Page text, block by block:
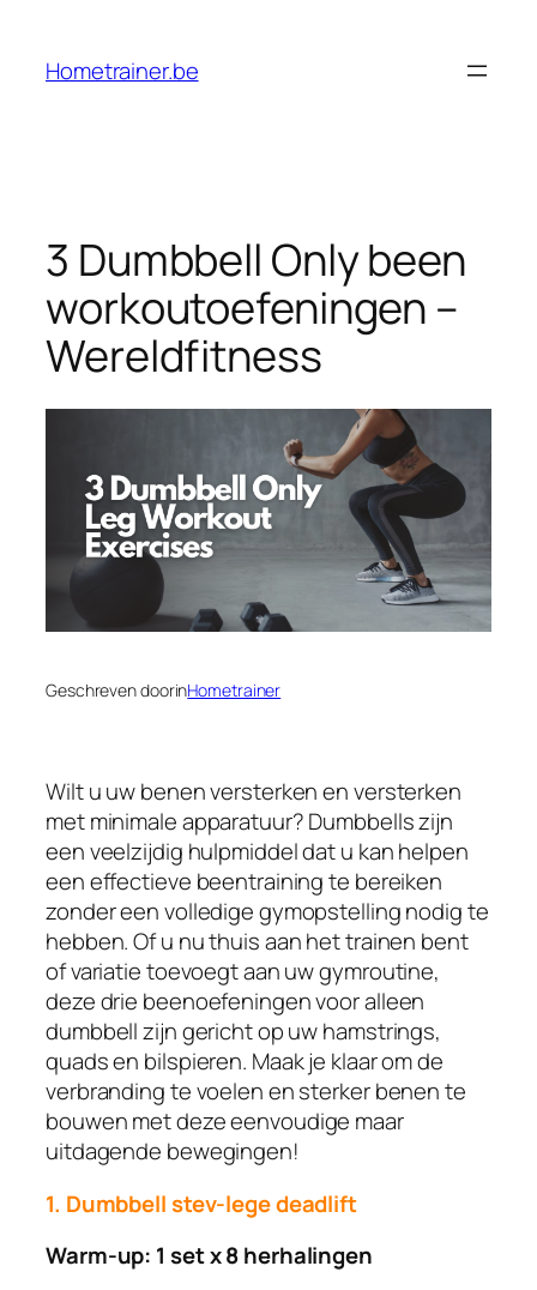
Hometrainer.be
3 Dumbbell Only been
workoutoefeningen –
Wereldfitness
Geschreven doorinHometrainer
Wilt u uw benen versterken en versterken
met minimale apparatuur? Dumbbells zijn
een veelzijdig hulpmiddel dat u kan helpen
een effectieve beentraining te bereiken
zonder een volledige gymopstelling nodig te
hebben. Of u nu thuis aan het trainen bent
of variatie toevoegt aan uw gymroutine,
deze drie beenoefeningen voor alleen
dumbbell zijn gericht op uw hamstrings,
quads en bilspieren. Maak je klaar om de
verbranding te voelen en sterker benen te
bouwen met deze eenvoudige maar
uitdagende bewegingen!
1. Dumbbell stev-lege deadlift
Warm-up: 1 set x 8 herhalingen